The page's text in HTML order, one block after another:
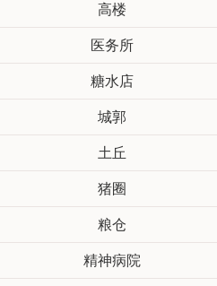
高楼
医务所
糖水店
城郭
土丘
猪圈
粮仓
精神病院